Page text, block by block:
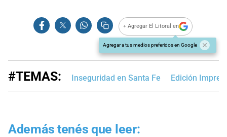
+ Agregar El Litoral en
Agregar a tus medios preferidos en Google
#TEMAS: Inseguridad en Santa Fe Edición
Además tenés que leer: